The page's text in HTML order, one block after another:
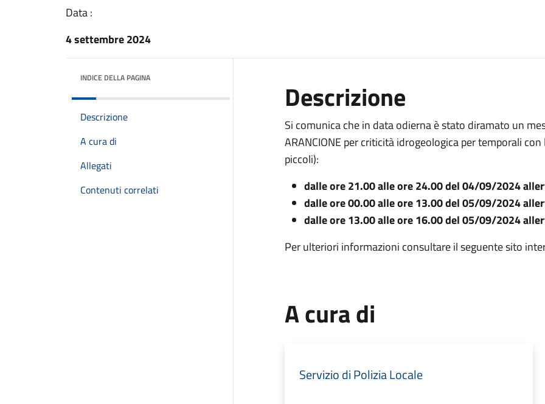
Data :
4 settembre 2024
INDICE DELLA PAGINA
Descrizione
A cura di
Allegati
Contenuti correlati
Descrizione
Si comunica che in data odierna è stato diramato un
ARANCIONE per criticità idrogeologica per temporali
piccoli):
dalle ore 21.00 alle ore 24.00 del 04/09/2024
dalle ore 00.00 alle ore 13.00 del 05/09/2024
dalle ore 13.00 alle ore 16.00 del 05/09/2024
Per ulteriori informazioni consultare il seguente sito
A cura di
Servizio di Polizia Locale